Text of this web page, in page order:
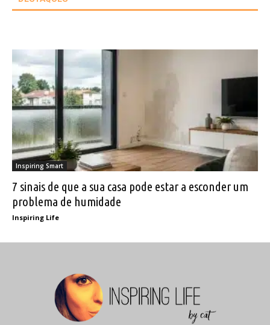
Inspiring Smart
7 sinais de que a sua casa pode estar a esconder um
problema de humidade
Inspiring Life